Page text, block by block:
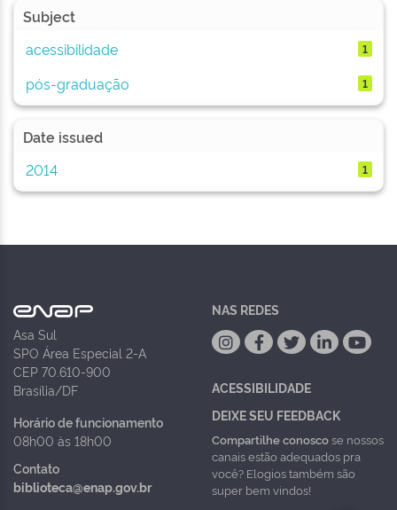
Subject
acessibilidade
1
pós-graduação 1
Date issued
2014
1
Asa Sul
SPO Área Especial 2-A
CEP 70.610-900
Brasília/DF
Horário de funcionamento
08h00 às 18h00
Contato
biblioteca@enap.gov.br
NAS REDES
ACESSIBILIDADE
DEIXE SEU FEEDBACK
Compartilhe conoscose nossos
canais estão adequados pra
você? Elogios também são
super bem vindos!